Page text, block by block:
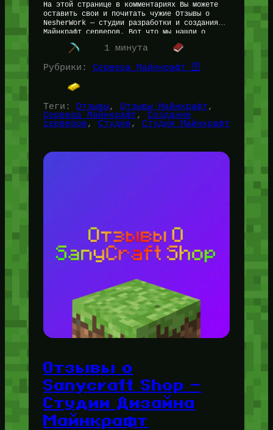
На этой странице в комментариях Вы можете
оставить свои и почитать чужие Отзывы о
NesherWork — студии разработки и создания
Майнкрафт серверов. Вот что мы нашли о
студии: Пролистайте ниже,…
1 минута
Рубрики: Сервера Майнкрафт 🛜
Теги: Отзывы, Отзывы Майнкрафт
Сервера Майнкрафт, Создание
серверов, Студия, Студия Майнкрафт
Отзывы о
Sanycraft Shop —
Студии Дизайна
Майнкрафт